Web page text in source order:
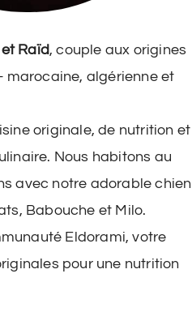
Raïd, couple aux origines
marocaine, algérienne et
originale, de nutrition et
Nous habitons au
avec notre adorable chien
Babouche et Milo.
Eldorami, votre
pour une nutrition